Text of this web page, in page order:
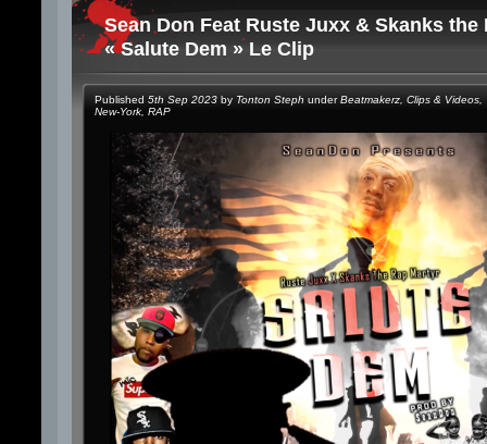
Sean Don Feat Ruste Juxx & Skanks the
« Salute Dem » Le Clip
Published 5th Sep 2023 by Tonton Steph underBeatmakerz Clips & Videos
New-York RAP